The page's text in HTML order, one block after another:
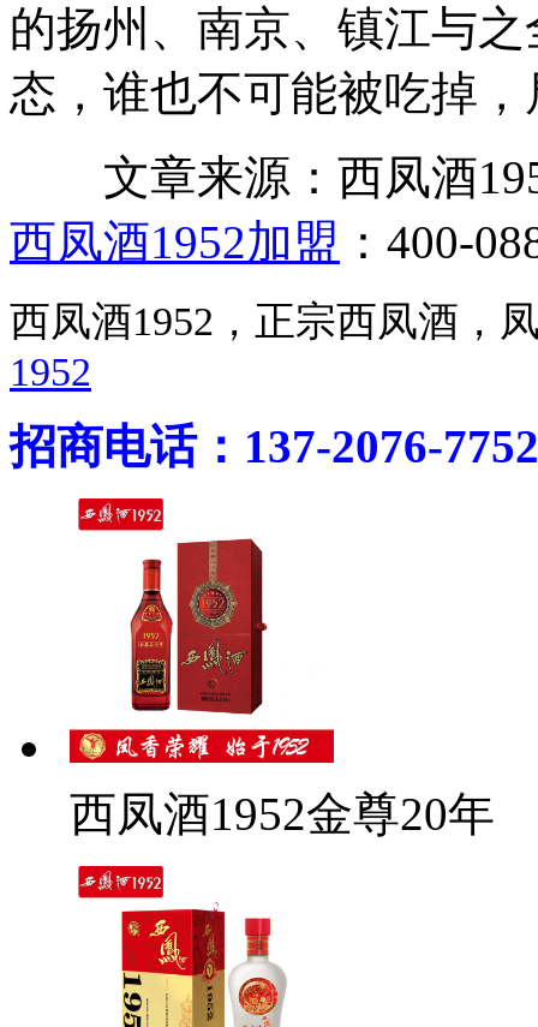
的扬州、南京、镇江与
态，谁也不可能被吃掉
文章来源：西凤酒
西凤酒1952加盟 ：400-
西凤酒1952，正宗西凤酒
1952
招商电话：137-2076-7752
西凤酒1952金尊20年